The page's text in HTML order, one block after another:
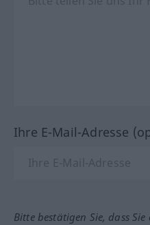
Ihre E-Mail-Adresse
Bitte bestätigen Sie, dass